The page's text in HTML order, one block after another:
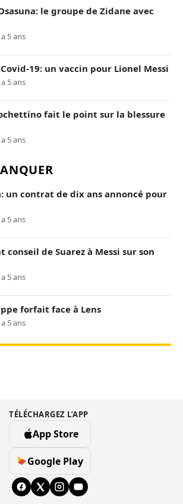
le groupe de Zidane avec
5 ans
19: un vaccin pour Lionel Messi
5 ans
fait le point sur la blessure
5 ans
un contrat de dix ans annoncé pour
5 ans
conseil de Suarez à Messi sur son
5 ans
forfait face à Lens
5 ans
TÉLÉCHARGEZ L’APP
App Store
Google Play